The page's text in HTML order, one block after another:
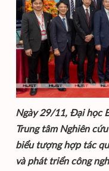
Ngày 29/11, Đại học
Trung tâm Nghiên
biểu tượng hợp tác
và phát triển công